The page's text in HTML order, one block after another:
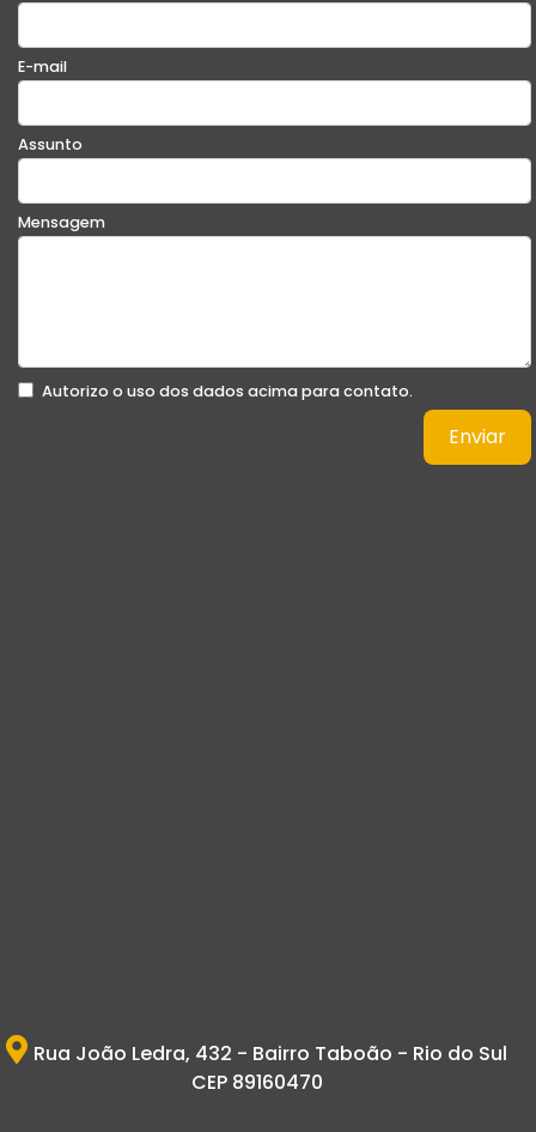
E-mail
Assunto
Mensagem
Autorizo o uso dos dados acima para contato.
Enviar
Rua João Ledra, 432 - Bairro Taboão - Rio do Sul
CEP 89160470